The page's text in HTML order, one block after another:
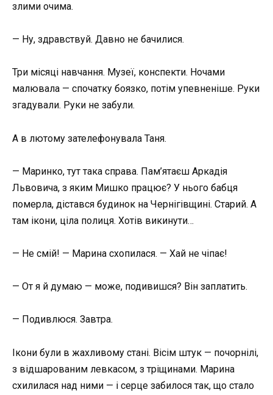
злими очима.
— Ну, здравствуй. Давно не бачилися.
Три місяці навчання. Музеї, конспекти. Ночами
малювала — спочатку боязко, потім упевненіше. Руки
згадували. Руки не забули.
А в лютому зателефонувала Таня.
— Маринко, тут така справа. Пам’ятаєш Аркадія
Львовича, з яким Мишко працює? У нього бабця
померла, дістався будинок на Чернігівщині. Старий. А
там ікони, ціла полиця. Хотів викинути…
— Не смій! — Марина схопилася. — Хай не чіпає!
— От я й думаю — може, подивишся? Він заплатить.
— Подивлюся. Завтра.
Ікони були в жахливому стані. Вісім штук — почорнілі,
з відшарованим левкасом, з тріщинами. Марина
схилилася над ними — і серце забилося так, що стало